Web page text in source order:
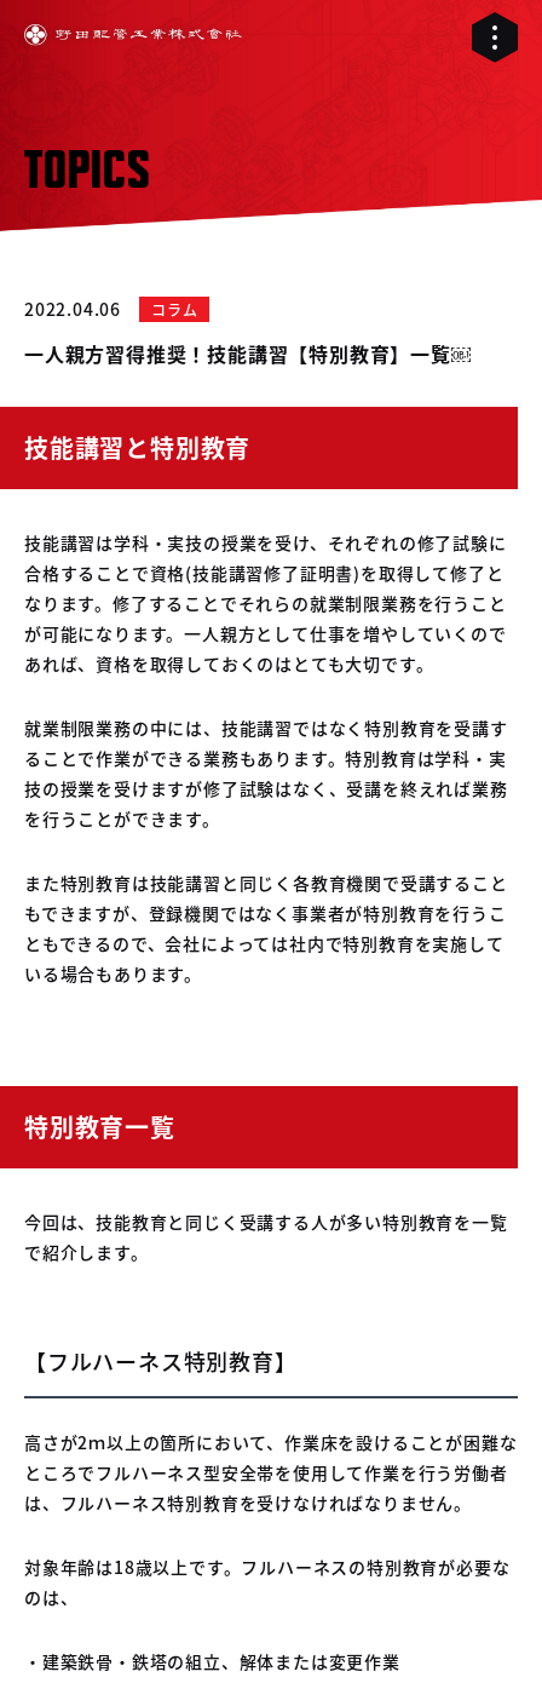
03 RELIVE
04 中古車買取販売テンペスト
05 NOJ岡山店
TOPICS
2022.04.06 コラム
一人親方習得推奨！技能講習【特別教育】一覧￼
技能講習と特別教育
技能講習は学科・実技の授業を受け、それぞれの修了試験に
合格することで資格(技能講習修了証明書)を取得して修了と
なります。修了することでそれらの就業制限業務を行うこと
が可能になります。一人親方として仕事を増やしていくので
あれば、資格を取得しておくのはとても大切です。
就業制限業務の中には、技能講習ではなく特別教育を受講す
ることで作業ができる業務もあります。特別教育は学科・実
技の授業を受けますが修了試験はなく、受講を終えれば業務
を行うことができます。
また特別教育は技能講習と同じく各教育機関で受講すること
もできますが、登録機関ではなく事業者が特別教育を行うこ
ともできるので、会社によっては社内で特別教育を実施して
いる場合もあります。
特別教育一覧
今回は、技能教育と同じく受講する人が多い特別教育を一覧
で紹介します。
【フルハーネス特別教育】
高さが2ｍ以上の箇所において、作業床を設けることが困難な
ところでフルハーネス型安全帯を使用して作業を行う労働者
は、フルハーネス特別教育を受けなければなりません。
対象年齢は18歳以上です。フルハーネスの特別教育が必要な
のは、
・建築鉄骨・鉄塔の組立、解体または変更作業